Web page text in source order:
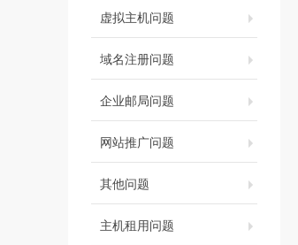
虚拟主机问题
域名注册问题
企业邮局问题
网站推广问题
其他问题
主机租用问题